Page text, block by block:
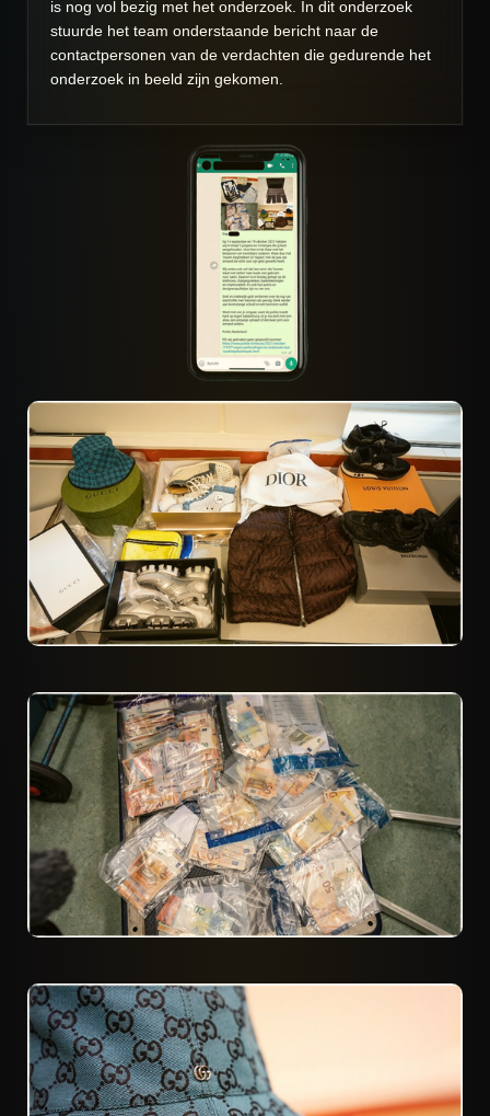
is nog vol bezig met het onderzoek. In dit onderzoek
stuurde het team onderstaande bericht naar de
contactpersonen van de verdachten die gedurende het
onderzoek in beeld zijn gekomen.